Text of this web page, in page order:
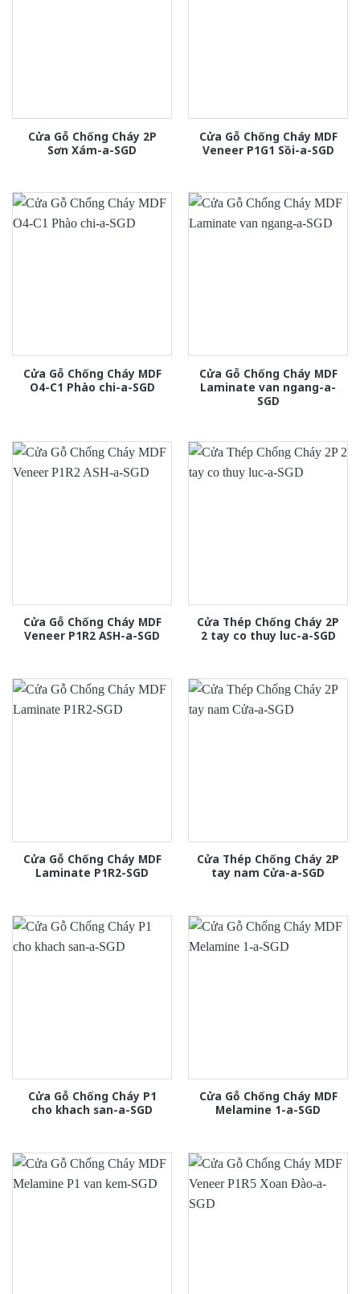
Cửa Gỗ Chống Cháy 2P
Sơn Xám-a-SGD
Cửa Gỗ Chống Cháy MDF
Veneer P1G1 Sồi-a-SGD
Cửa Gỗ Chống Cháy MDF
O4-C1 Phào chi-a-SGD
Cửa Gỗ Chống Cháy MDF
Laminate van ngang-a-
SGD
Cửa Gỗ Chống Cháy MDF
Veneer P1R2 ASH-a-SGD
Cửa Thép Chống Cháy 2P
2 tay co thuy luc-a-SGD
Cửa Gỗ Chống Cháy MDF
Laminate P1R2-SGD
Cửa Thép Chống Cháy 2P
tay nam Cửa-a-SGD
Cửa Gỗ Chống Cháy P1
cho khach san-a-SGD
Cửa Gỗ Chống Cháy MDF
Melamine 1-a-SGD